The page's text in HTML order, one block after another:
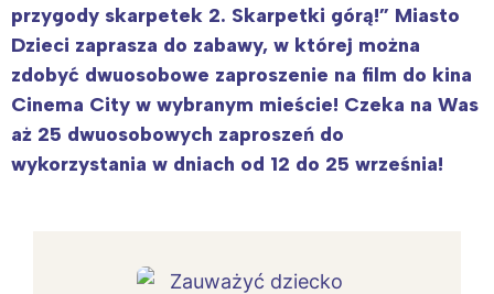
przygody skarpetek 2. Skarpetki górą!” Miasto
Dzieci zaprasza do zabawy, w której można
zdobyć dwuosobowe zaproszenie na film do kina
Cinema City w wybranym mieście! Czeka na Was
aż 25 dwuosobowych zaproszeń do
wykorzystania w dniach od 12 do 25 września!